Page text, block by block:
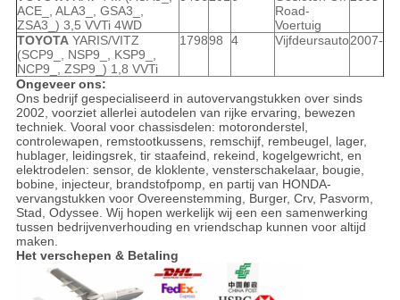
ACE_, ALA3_, GSA3_,
ZSA3_) 3,5 VVTi 4WD
Road-
Voertuig
TOYOTAYARIS/VITZ
(SCP9_, NSP9_, KSP9_,
NCP9_, ZSP9_) 1,8 VVTi
179898 4 Vijfdeursauto2007-
Ongeveer ons:
Ons bedrijf gespecialiseerd in autovervangstukken over sinds
2002, voorziet allerlei autodelen van rijke ervaring, bewezen
techniek. Vooral voor chassisdelen: motoronderstel,
controlewapen, remstootkussens, remschijf, rembeugel, lager,
hublager, leidingsrek, tir staafeind, rekeind, kogelgewricht, en
elektrodelen: sensor, de kloklente, vensterschakelaar, bougie,
bobine, injecteur, brandstofpomp, en partij van HONDA-
vervangstukken voor Overeenstemming, Burger, Crv, Pasvorm,
Stad, Odyssee. Wij hopen werkelijk wij een een samenwerking
tussen bedrijvenverhouding en vriendschap kunnen voor altijd
maken.
Het verschepen & Betaling